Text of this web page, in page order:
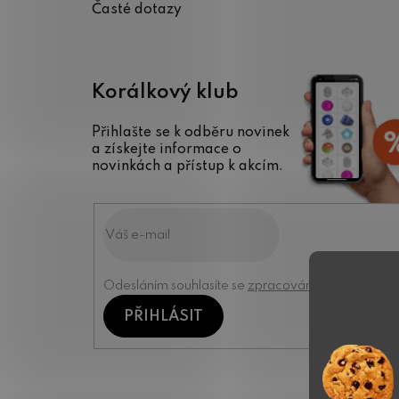
Časté dotazy
Korálkový klub
Přihlašte se k odběru novinek
a získejte informace o
novinkách a přístup k akcím.
Odesláním souhlasíte se zpracováním osobních
PŘIHLÁSIT